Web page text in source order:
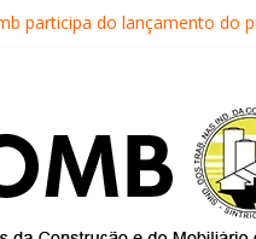
participa do lançamento do
do SINTRICOMB são eleitos
Sintricomb faz reunião de